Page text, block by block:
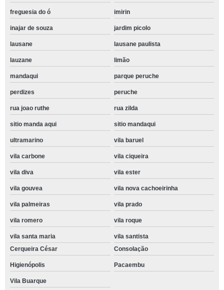
freguesia do ó imirin
inajar de souza jardim picolo
lausane lausane paulista
lauzane limão
mandaqui parque peruche
perdizes peruche
rua joao ruthe rua zilda
sitio manda aqui sitio mandaqui
ultramarino vila baruel
vila carbone vila ciqueira
vila diva vila ester
vila gouvea vila nova cachoeirinha
vila palmeiras vila prado
vila romero vila roque
vila santa maria
vila santista
Cerqueira César
Consolação
Higienópolis Pacaembu
Vila Buarque